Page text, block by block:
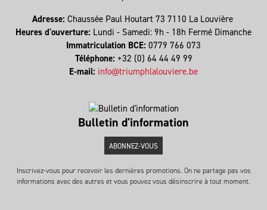
Adresse: Chaussée Paul Houtart 73 7110 La Louvière
Heures d'ouverture: Lundi - Samedi: 9h - 18h Fermé Dimanche
Immatriculation BCE: 0779 766 073
Téléphone: +32 (0) 64 44 49 99
E-mail: info@triumphlalouviere.be
Bulletin d'information
ABONNEZ-VOUS
Inscrivez-vous pour recevoir les dernières promotions. On ne partage pas vos
informations avec des autres et vous pouvez vous désinscrire à tout moment.